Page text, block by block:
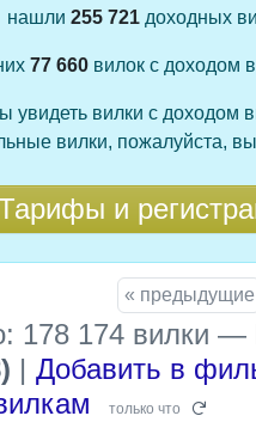
нашли 255 721доходных
77 660вилок с доходом
увидеть вилки с доходом
вилки, пожалуйста,
и
« предыдущие
178 174 вилки —
| Добавить в
только что